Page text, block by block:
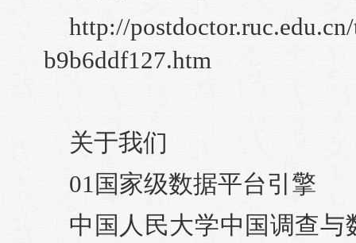
http://
b9b6ddf127.htm
关于我们
01国家级数据平台引擎
中国人民大学中国调查